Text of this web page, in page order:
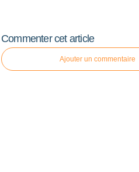
Commenter cet article
Ajouter un commentaire